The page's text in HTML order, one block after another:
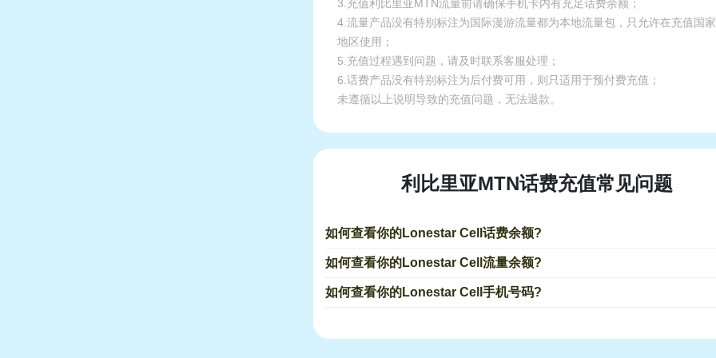
3.充值利比里亚MTN流量前请确保手机卡内有充足话费余额；
4.流量产品没有特别标注为国际漫游流量都为本地流量包，只允许在充值国
地区使用；
5.充值过程遇到问题，请及时联系客服处理；
6.话费产品没有特别标注为后付费可用，则只适用于预付费充值；
未遵循以上说明导致的充值问题，无法退款。
利比里亚MTN话费充值常见问题
如何查看你的Lonestar Cell话费余额?
如何查看你的Lonestar Cell流量余额?
如何查看你的Lonestar Cell手机号码?